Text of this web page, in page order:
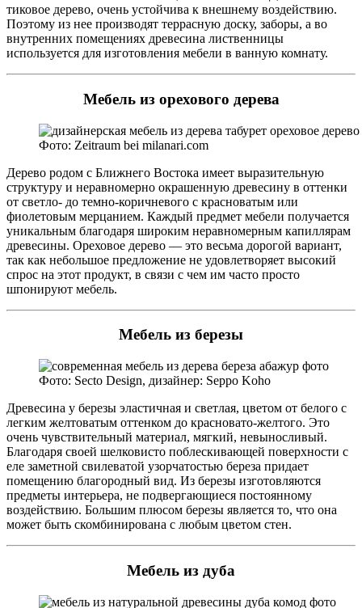
тиковое дерево, очень устойчива к внешнему воздействию.
Поэтому из нее производят террасную доску, заборы, а во
внутренних помещениях древесина лиственницы
используется для изготовления мебели в ванную комнату.
Мебель из орехового дерева
Фото: Zeitraum bei milanari.com
Дерево родом с Ближнего Востока имеет выразительную
структуру и неравномерно окрашенную древесину в оттенки
от светло- до темно-коричневого с красноватым или
фиолетовым мерцанием. Каждый предмет мебели получается
уникальным благодаря широким неравномерным капиллярам
древесины. Ореховое дерево — это весьма дорогой вариант,
так как небольшое предложение не удовлетворяет высокий
спрос на этот продукт, в связи с чем им часто просто
шпонируют мебель.
Мебель из березы
Фото: Secto Design, дизайнер: Seppo Koho
Древесина у березы эластичная и светлая, цветом от белого с
легким желтоватым оттенком до красновато-желтого. Это
очень чувствительный материал, мягкий, невыносливый.
Благодаря своей шелковисто поблескивающей поверхности с
еле заметной свилеватой узорчатостью береза придает
помещению благородный вид. Из березы изготовляются
предметы интерьера, не подвергающиеся постоянному
воздействию. Большим плюсом березы является то, что она
может быть скомбинирована с любым цветом стен.
Мебель из дуба